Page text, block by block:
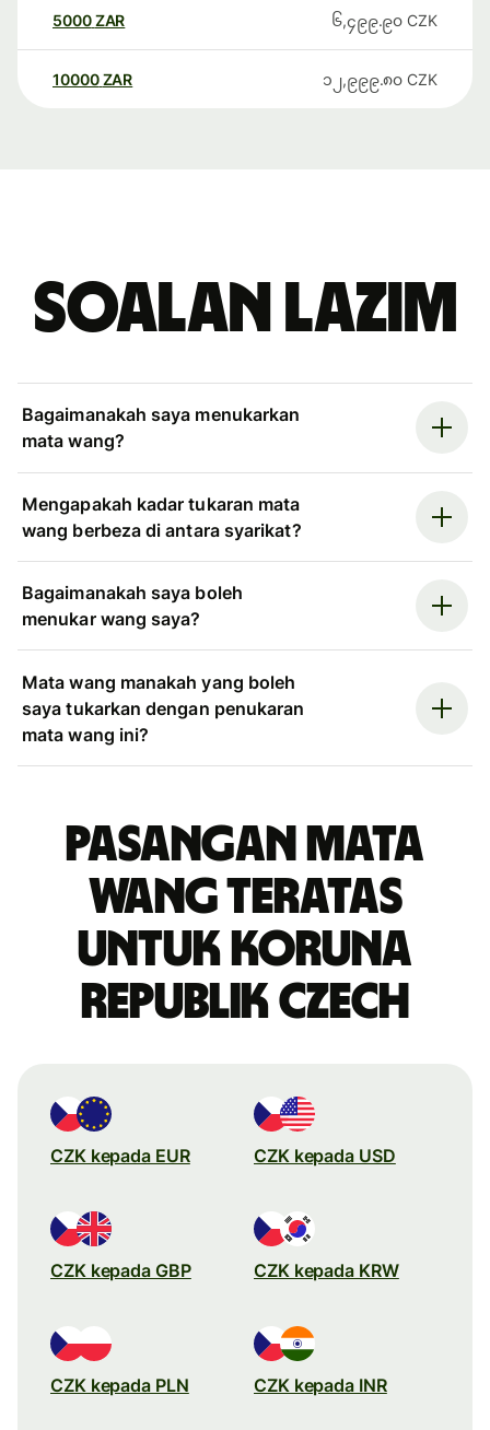
5000ZAR ၆,၄၉၉.၉၀ CZK
10000 ZAR ၁၂,၉၉၉.၈၀ CZK
Soalan Lazim
Bagaimanakah saya menukarkan
mata wang?
Mengapakah kadar tukaran mata
wang berbeza di antara syarikat?
Bagaimanakah saya boleh
menukar wang saya?
Mata wang manakah yang boleh
saya tukarkan dengan penukaran
mata wang ini?
Pasangan mata
wang teratas
untuk koruna
Republik Czech
CZK kepada EUR CZK kepada USD
CZK kepada GBP CZK kepada KRW
CZK kepada PLN CZK kepada INR